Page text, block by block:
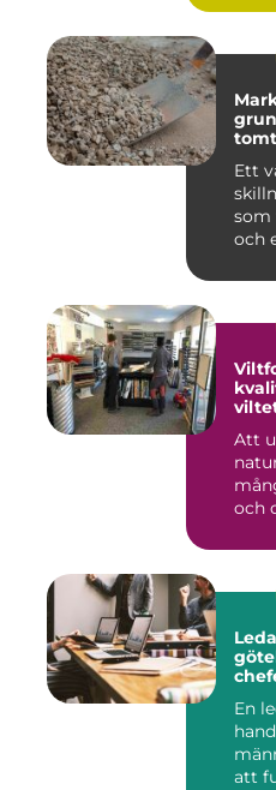
Ett
som
och
Att
och
göteborg
En
att